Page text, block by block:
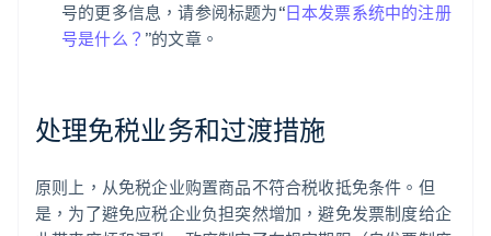
号的更多信息，请参阅标题为“日本发票系统中的注册
号是什么？ ”的文章。
处理免税业务和过渡措施
原则上，从免税企业购置商品不符合税收抵免条件。但
是，为了避免应税企业负担突然增加，避免发票制度给企